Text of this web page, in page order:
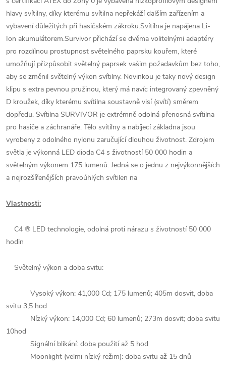
hlavy svítilny, díky kterému svítilna nepřekáží dalším zařízením a
vybavení důležitých při hasičském zákroku.Svítilna je napájena Li-
Ion akumulátorem.Survivor přichází se dvěma volitelnými adaptéry
pro rozdílnou prostupnost světelného paprsku kouřem, které
umožňují přizpůsobit světelný paprsek vašim požadavkům bez toho,
aby se změnil světelný výkon svítilny. Novinkou je taky nový design
klipu s extra pevnou pružinou, který má navíc integrovaný zpevněný
D kroužek, díky kterému svítilna soustavně visí (svítí) směrem
dopředu. Svítilna SURVIVOR je extrémně odolná přenosná svítilna
pro hasiče a záchranáře. Tělo svítilny a nabíjecí základna jsou
vyrobeny z odolného nylonu zaručující dlouhou životnost. Zdrojem
světla je výkonná LED dioda C4 s životností 50 000 hodin a
světelným výkonem 175 lumenů. Jedná se o jednu z nejvýkonnějších
a nejrozšířenějších pravoúhlých svítilen na
Vlastnosti:
C4 ® LED technologie, odolná proti nárazu s životností 50 000
hodin
Světelný výkon a doba svitu:
Vysoký výkon: 41,000 Cd; 175 lumenů; 405m dosvit, doba
svitu 3,5 hod
Nízký výkon: 14,000 Cd; 60 lumenů; 273m dosvit; doba svitu
10hod
Signální blikání: doba použití až 5 hod
Moonlight (velmi nízký režim): doba svitu až 15 dnů